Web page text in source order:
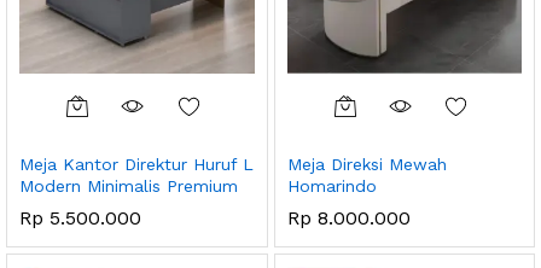
Meja Kantor Direktur Huruf L
Modern Minimalis Premium
Rp 5.500.000
Meja Direksi Mewah
Homarindo
Rp 8.000.000